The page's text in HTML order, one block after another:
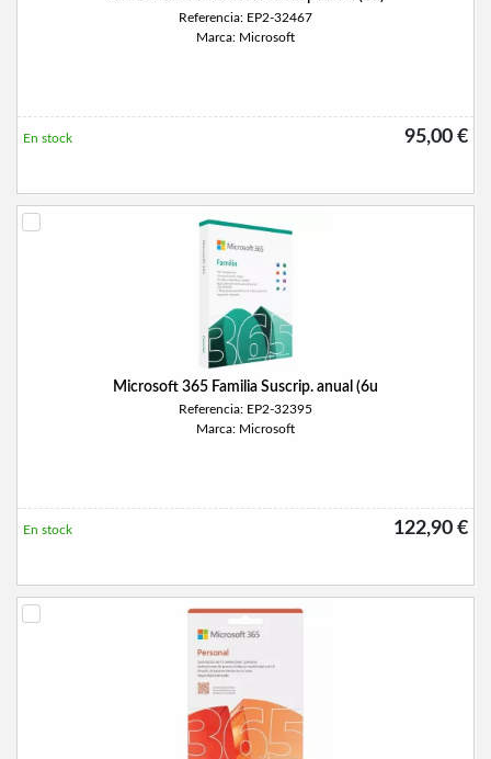
Referencia: EP2-32467
Marca: Microsoft
95,00 €
En stock
Microsoft 365 Familia Suscrip. anual (6u
Referencia: EP2-32395
Marca: Microsoft
122,90 €
En stock